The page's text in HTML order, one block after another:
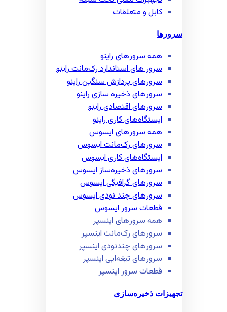
کابل و متعلقات
سرورها
همه سرور‌های راینو
سرور ‌های استاندارد رک‌مانت راینو
سرور‌های پردازش سنگین راینو
سرور‌های ذخیره سازی راینو
سرور‌های اقتصادی راینو
ایستگاه‌های کاری راینو
همه سرور‌های ایسوس
سرور‌های رک‌مانت ایسوس
ایستگاه‌های کاری ایسوس
سرور‌های ذخیره‌ساز ایسوس
سرور‌های گرافیگی ایسوس
سرور‌های چند نودی ایسوس
قطعات سرور ایسوس
همه سرور‌های اینسپر
سرور‌های رک‌مانت اینسپر
سرور‌های چند‌نودی اینسپر
سرور‌های تیغه‌ایی اینسپر
قطعات سرور اینسپر
تجهیزات ذخیره‌سازی